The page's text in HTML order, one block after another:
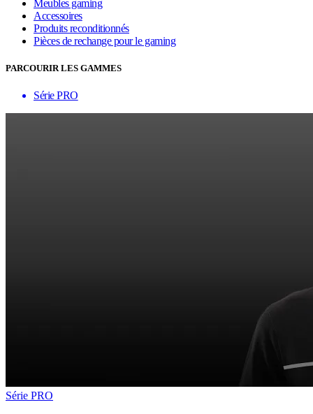
Meubles gaming
Accessoires
Produits reconditionnés
Pièces de rechange pour le gaming
PARCOURIR LES GAMMES
Série PRO
Série PRO